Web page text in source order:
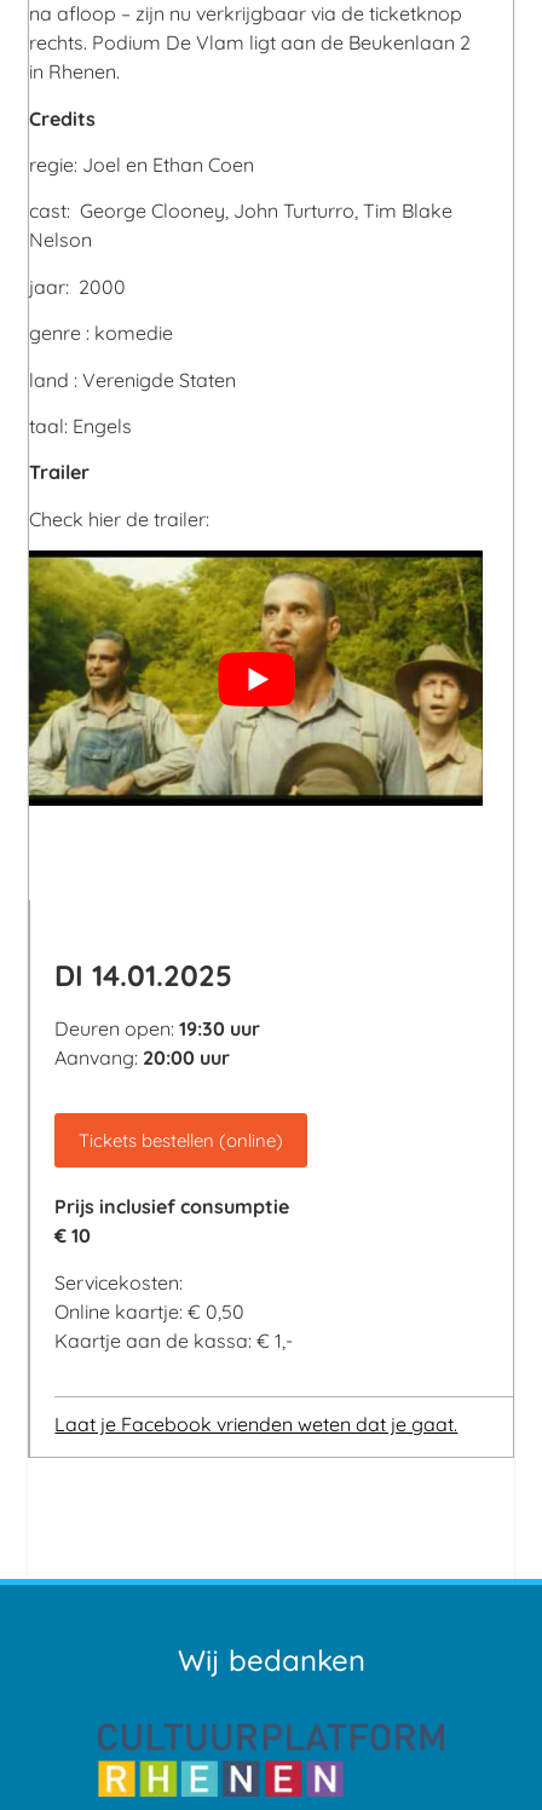
na afloop – zijn nu verkrijgbaar via de ticketknop
rechts. Podium De Vlam ligt aan de Beukenlaan 2
in Rhenen.
Credits
regie: Joel en Ethan Coen
cast: George Clooney, John Turturro, Tim Blake
Nelson
jaar: 2000
genre : komedie
land : Verenigde Staten
taal: Engels
Trailer
Check hier de trailer:
DI 14.01.2025
Deuren open:19:30 uur
Aanvang: 20:00 uur
Tickets bestellen (online)
Prijs inclusief consumptie
€ 10
Servicekosten:
Online kaartje: € 0,50
Kaartje aan de kassa: € 1,-
Laat je Facebook vrienden weten dat je gaat.
Wij bedanken